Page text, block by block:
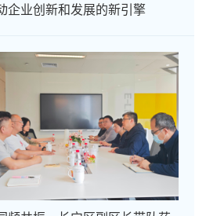
企业创新和发展的新引擎